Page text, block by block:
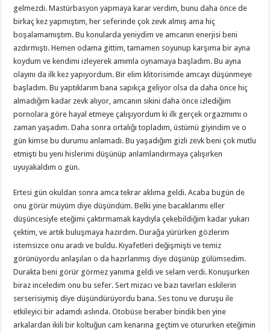
gelmezdi. Mastürbasyon yapmaya karar verdim, bunu daha önce de
birkaç kez yapmıştım, her seferinde çok zevk almış ama hiç
boşalamamıştım. Bu konularda yeniydim ve amcanın enerjisi beni
azdırmıştı. Hemen odama gittim, tamamen soyunup karşıma bir ayna
koydum ve kendimi izleyerek amımla oynamaya başladım. Bu ayna
olayını da ilk kez yapıyordum. Bir elim klitorisimde amcayı düşünmeye
başladım. Bu yaptıklarım bana sapıkça geliyor olsa da daha önce hiç
almadığım kadar zevk alıyor, amcanın sikini daha önce izlediğim
pornolara göre hayal etmeye çalışıyordum ki ilk gerçek orgazmımı o
zaman yaşadım. Daha sonra ortalığı topladım, üstümü giyindim ve o
gün kimse bu durumu anlamadı. Bu yaşadığım gizli zevk beni çok mutlu
etmişti bu yeni hislerimi düşünüp anlamlandırmaya çalışırken
uyuyakaldım o gün.
Ertesi gün okuldan sonra amca tekrar aklıma geldi. Acaba bugün de
onu görür müyüm diye düşündüm. Belki yine bacaklarımı eller
düşüncesiyle eteğimi çaktırmamak kaydıyla çekebildiğim kadar yukarı
çektim, ve artık buluşmaya hazırdım. Durağa yürürken gözlerim
istemsizce onu aradı ve buldu. Kıyafetleri değişmişti ve temiz
görünüyordu anlaşılan o da hazırlanmış diye düşünüp gülümsedim.
Durakta beni görür görmez yanıma geldi ve selam verdi. Konuşurken
biraz inceledim onu bu sefer. Sert mizacı ve bazı tavırları eskilerin
serserisiymiş diye düşündürüyordu bana. Ses tonu ve duruşu ile
etkileyici bir adamdı aslında. Otobüse beraber bindik ben yine
arkalardan ikili bir koltuğun cam kenarına geçtim ve otururken eteğimin